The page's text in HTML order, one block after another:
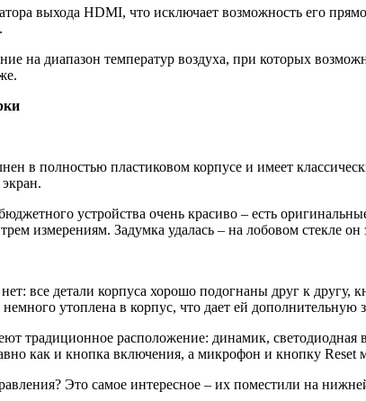
выхода HDMI, что исключает возможность его
на диапазон температур воздуха, при которых
в полностью пластиковом корпусе и имеет
устройства очень красиво – есть
измерениям. Задумка удалась – на лобовом стекле
все детали корпуса хорошо подогнаны друг к
утоплена в корпус, что дает ей дополнительную
традиционное расположение: динамик, светодиодная
как и кнопка включения, а микрофон и кнопку Reset
Это самое интересное – их поместили на